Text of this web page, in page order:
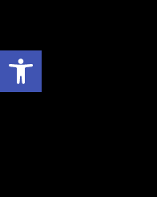
פתח